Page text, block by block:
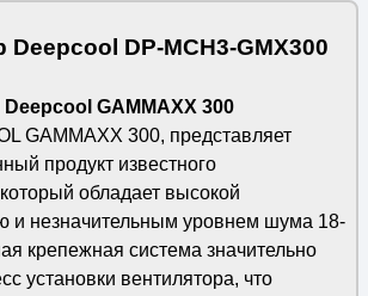
Deepcool DP-MCH3-GMX300
GAMMAXX 300
GAMMAXX 300, представляет
продукт известного
обладает высокой
и незначительным уровнем шума 18-
крепежная система значительно
установки вентилятора, что